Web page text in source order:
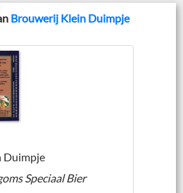
Brouwerij Klein Duimpje
Duimpje
Speciaal Bier